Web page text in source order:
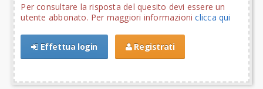
Per consultare la risposta del quesito devi essere un
utente abbonato. Per maggiori informazioniclicca qui
Effettua login Registrati